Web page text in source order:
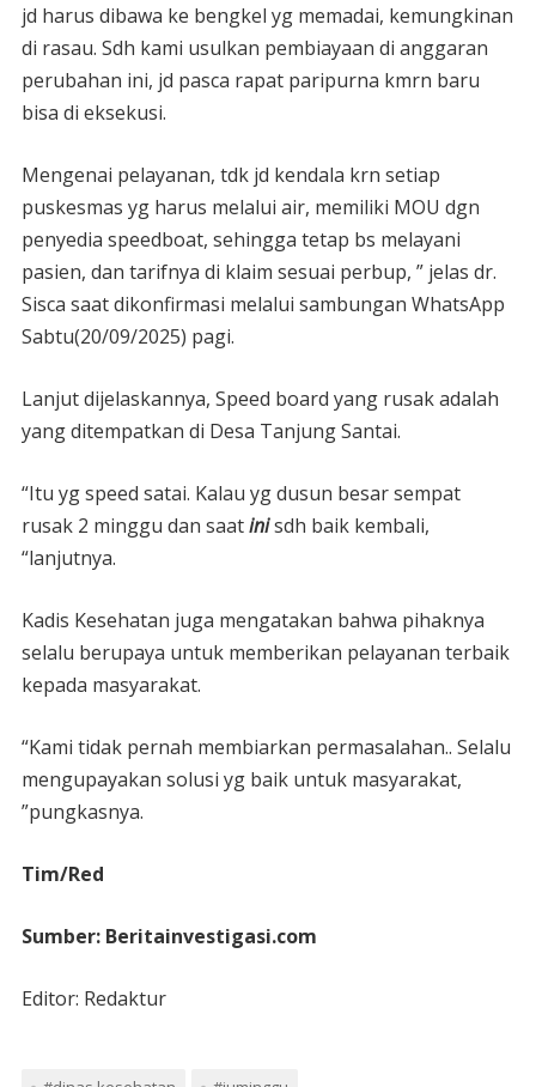
jd harus dibawa ke bengkel yg memadai, kemungkinan
di rasau. Sdh kami usulkan pembiayaan di anggaran
perubahan ini, jd pasca rapat paripurna kmrn baru
bisa di eksekusi.
Mengenai pelayanan, tdk jd kendala krn setiap
puskesmas yg harus melalui air, memiliki MOU dgn
penyedia speedboat, sehingga tetap bs melayani
pasien, dan tarifnya di klaim sesuai perbup, ” jelas dr.
Sisca saat dikonfirmasi melalui sambungan WhatsApp
Sabtu(20/09/2025) pagi.
Lanjut dijelaskannya, Speed board yang rusak adalah
yang ditempatkan di Desa Tanjung Santai.
“Itu yg speed satai. Kalau yg dusun besar sempat
rusak 2 minggu dan saatinisdh baik kembali,
“lanjutnya.
Kadis Kesehatan juga mengatakan bahwa pihaknya
selalu berupaya untuk memberikan pelayanan terbaik
kepada masyarakat.
“Kami tidak pernah membiarkan permasalahan.. Selalu
mengupayakan solusi yg baik untuk masyarakat,
”pungkasnya.
Tim/Red
Sumber: Beritainvestigasi.com
Editor: Redaktur